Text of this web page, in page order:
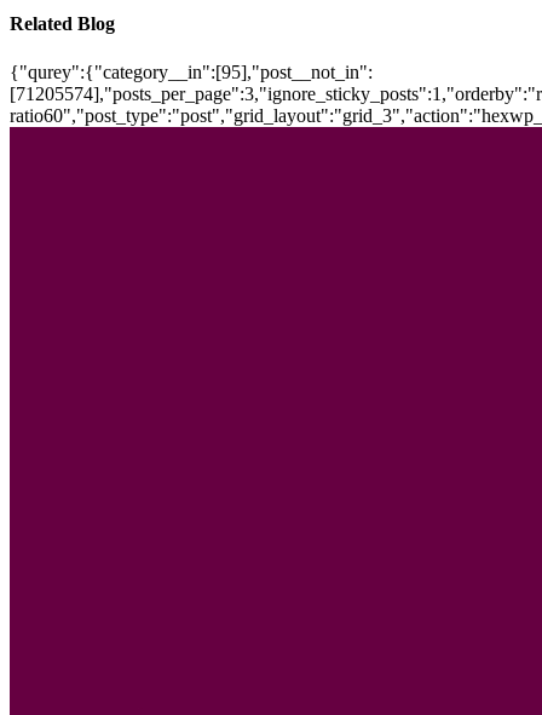
Related Blog
{"qurey":{"category__in":[95],"post__not_in":